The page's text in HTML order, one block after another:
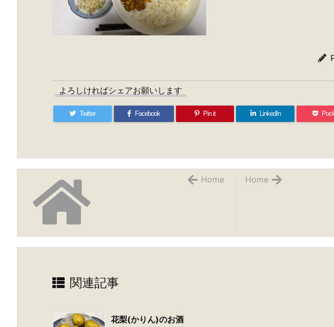
よろしければシェアお願いします
Twitter Facebook Pin it LinkedIn
Home
Home
関連記事
花梨(かりん)のお酒